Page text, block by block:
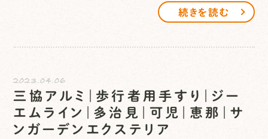
続きを読む
2023.04.06
三協アルミ｜歩行者用手すり｜ジー
エムライン｜多治見｜可児｜恵那｜サ
ンガーデンエクステリア